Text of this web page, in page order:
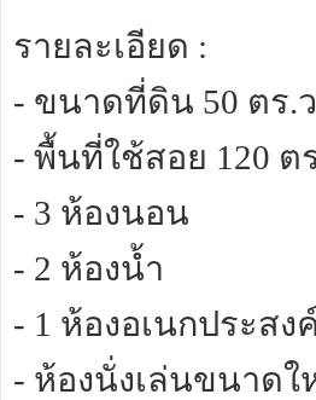
รายละเอียด :
- ขนาดที่ดิน 50 ตร.
- พื้นที่ใช้สอย 120 ต
- 3 ห้องนอน
- 2 ห้องน้ำ
- 1 ห้องอเนกประสง
- ห้องนั่งเล่นขนาด